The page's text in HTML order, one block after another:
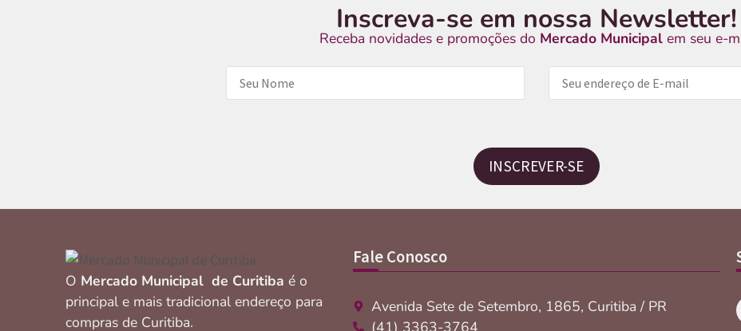
Inscreva-se em nossa Newsletter!
Receba novidades e promoções do Mercado Municipalem seu e-
INSCREVER-SE
O Mercado Municipal de Curitiba é o
principal e mais tradicional endereço para
compras de Curitiba.
Fale Conosco
Avenida Sete de Setembro, 1865, Curitiba / PR
(41) 3363-3764